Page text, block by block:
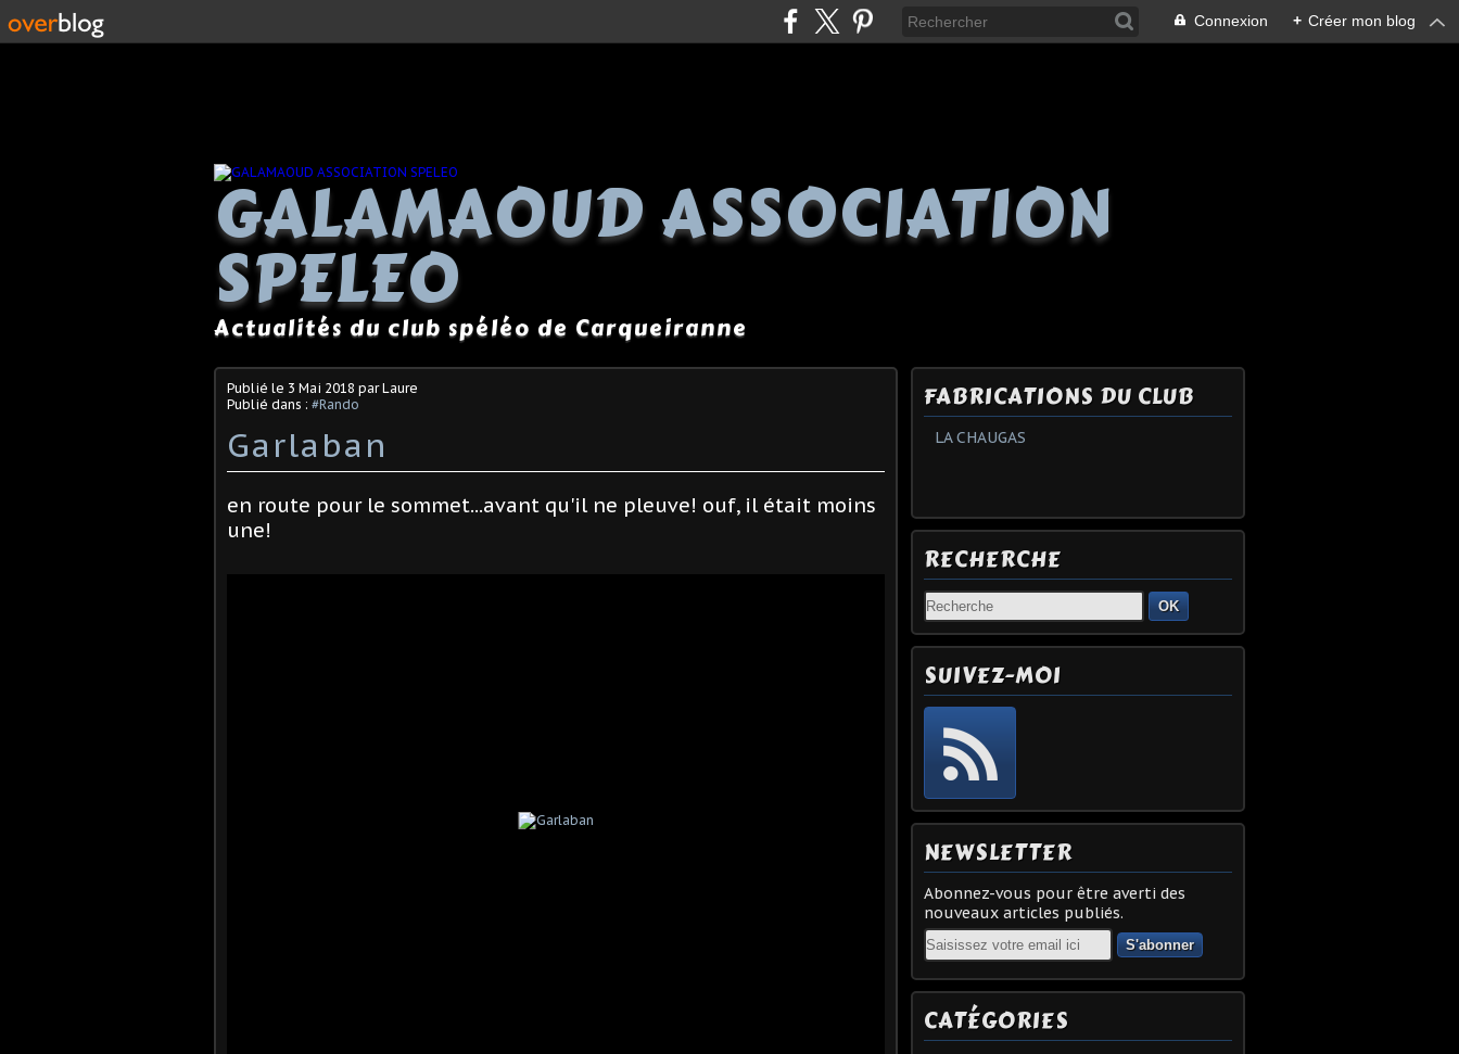
Connexion + Créer mon blog
GALAMAOUD ASSOCIATION
SPELEO
Actualités du club spéléo de Carqueiranne
Publié le 3 Mai 2018 par Laure
Publié dans : #Rando
Garlaban
en route pour le sommet...avant qu'il ne pleuve! ouf, il était moins
une!
FABRICATIONS DU CLUB
LA CHAUGAS
RECHERCHE
OK
SUIVEZ-MOI
NEWSLETTER
Abonnez-vous pour être averti des
nouveaux articles publiés.
Email
CATÉGORIES